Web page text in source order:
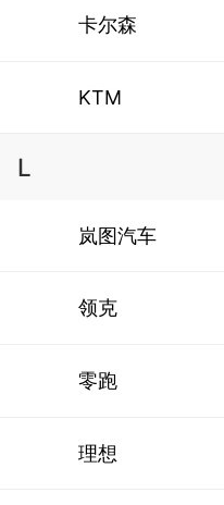
卡尔森
KTM
L
岚图汽车
领克
零跑
理想